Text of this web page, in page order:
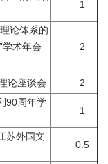
1
论体系的
学术年会
2
论座谈会 2
90周年学
1
苏外国文
0.5